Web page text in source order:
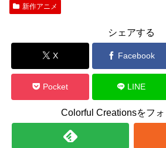
新作アニメ
シェアする
X Facebook
Pocket LINE
Colorful Creationsをフ